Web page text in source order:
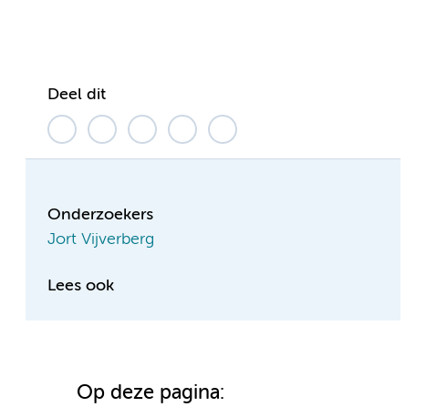
Deel dit
Onderzoekers
Jort Vijverberg
Lees ook
Op deze pagina: